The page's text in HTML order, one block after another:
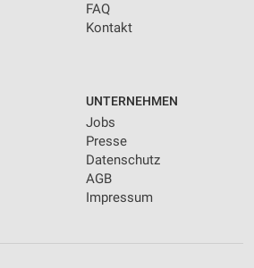
FAQ
Kontakt
UNTERNEHMEN
Jobs
Presse
Datenschutz
AGB
Impressum